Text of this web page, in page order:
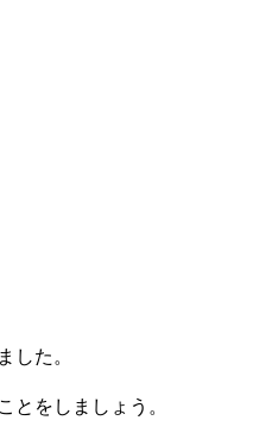
した。
とをしましょう。